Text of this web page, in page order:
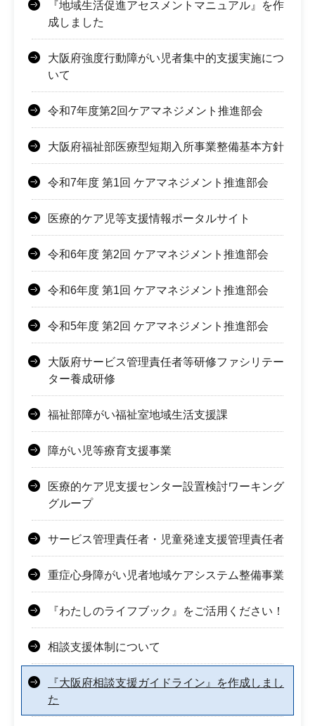
『地域生活促進アセスメントマニュアル』を作
成しました
大阪府強度行動障がい児者集中的支援実施につ
いて
令和7年度第2回ケアマネジメント推進部会
大阪府福祉部医療型短期入所事業整備基本方針
令和7年度 第1回 ケアマネジメント推進部会
医療的ケア児等支援情報ポータルサイト
令和6年度 第2回 ケアマネジメント推進部会
令和6年度 第1回 ケアマネジメント推進部会
令和5年度 第2回 ケアマネジメント推進部会
大阪府サービス管理責任者等研修ファシリテー
ター養成研修
福祉部障がい福祉室地域生活支援課
障がい児等療育支援事業
医療的ケア児支援センター設置検討ワーキング
グループ
サービス管理責任者・児童発達支援管理責任者
重症心身障がい児者地域ケアシステム整備事業
『わたしのライフブック』をご活用ください！
相談支援体制について
『大阪府相談支援ガイドライン』を作成しまし
た